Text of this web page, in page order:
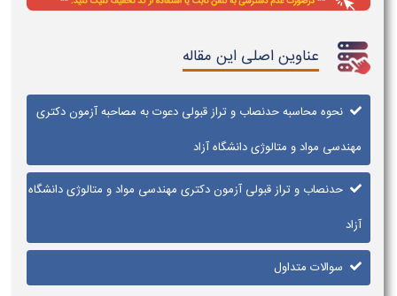
عناوین اصلی این مقاله
نحوه محاسبه حدنصاب و تراز قبولی دعوت به مصاحبه آزمون دکتری
مهندسی مواد و متالوژی دانشگاه آزاد
حدنصاب و تراز قبولی آزمون دکتری مهندسی مواد و متالوژی دانشگاه
آزاد
سوالات متداول